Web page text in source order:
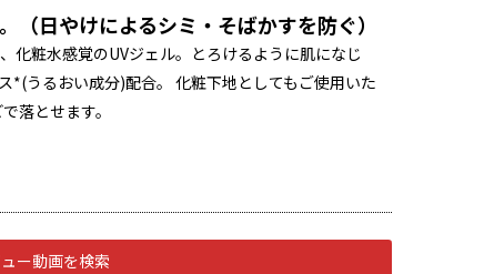
日やけによるシミ・そばかすを防ぐ）
化粧水感覚のUVジェル。とろけるように肌になじ
*(うるおい成分)配合。 化粧下地としてもご使用いた
落とせます。
ー動画を検索